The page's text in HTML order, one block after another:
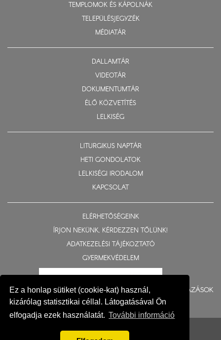
Ez a honlap sütiket (cookie-kat) használ,
kizárólag statisztikai céllal. Látogatásával Ön
elfogadja ezek használatát. További információ
TEMPLOMOK ÉS KÁPOLNÁK
TELEPÜLÉSJEGYZÉK
MÉDIATÁR
DALLAMTÁR
VIDEOTÁR
DOKUMENTUMTÁR
ÉLŐ KÖZVETÍTÉS
LELKISÉG
LITURGIKUS NAPTÁR
HETI GONDOLATOK
LELKISÉGI IRODALOM
KAPCSOLAT
ELÉRHETŐSÉGEINK
ÍRJON NEKÜNK, KÉRDEZZEN TŐLÜNK!
ADATKEZELÉSI TÁJÉKOZTATÓ
GYERMEKVÉDELEM
BERUHÁZÁSOK